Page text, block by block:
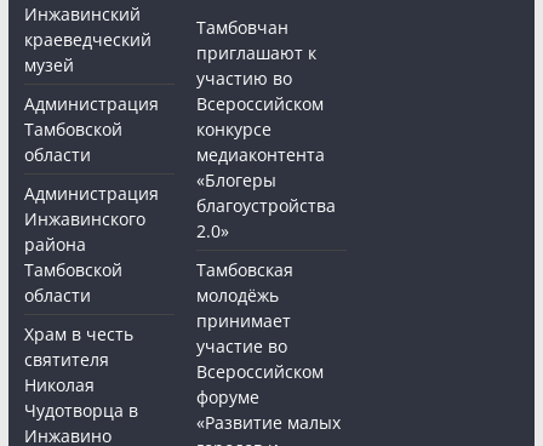
Инжавинский
краеведческий
музей
Администрация
Тамбовской
области
Администрация
Инжавинского
района
Тамбовской
области
Храм в честь
святителя
Николая
Чудотворца в
Инжавино
Тамбовчан
приглашают к
участию во
Всероссийском
конкурсе
медиаконтента
«Блогеры
благоустройства
2.0»
Тамбовская
молодёжь
принимает
участие во
Всероссийском
форуме
«Развитие малых